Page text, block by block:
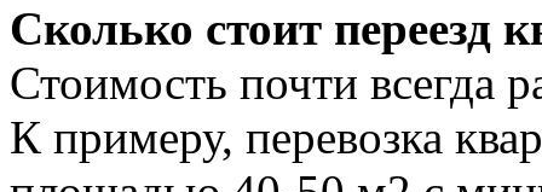
Сколько стоит переезд
Стоимость почти всегда
К примеру, перевозка